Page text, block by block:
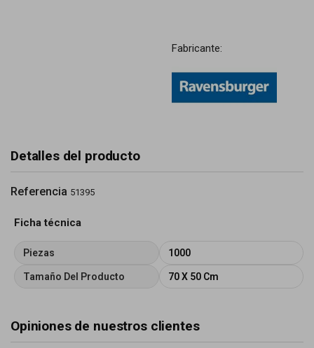
Fabricante:
Detalles del producto
Referencia 51395
Ficha técnica
Piezas 1000
Tamaño Del Producto 70 X 50 Cm
Opiniones de nuestros clientes